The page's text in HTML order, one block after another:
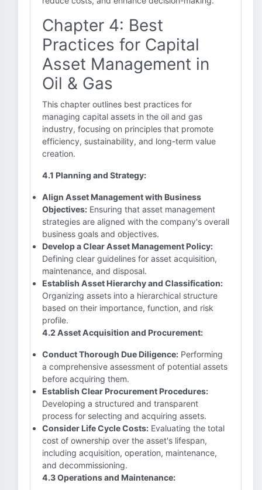
Chapter 4: Best
Practices for Capital
Asset Management in
Oil & Gas
This chapter outlines best practices for
managing capital assets in the oil and gas
industry, focusing on principles that promote
efficiency, sustainability, and long-term value
creation.
4.1 Planning and Strategy:
Align Asset Management with Business
Objectives: Ensuring that asset management
strategies are aligned with the company's overall
business goals and objectives.
Develop a Clear Asset Management Policy:
Defining clear guidelines for asset acquisition,
maintenance, and disposal.
Establish Asset Hierarchy and Classification:
Organizing assets into a hierarchical structure
based on their importance, function, and risk
profile.
4.2 Asset Acquisition and Procurement:
Conduct Thorough Due Diligence: Performing
a comprehensive assessment of potential assets
before acquiring them.
Establish Clear Procurement Procedures:
Developing a structured and transparent
process for selecting and acquiring assets.
Consider Life Cycle Costs: Evaluating the total
cost of ownership over the asset's lifespan,
including acquisition, operation, maintenance,
and decommissioning.
4.3 Operations and Maintenance: